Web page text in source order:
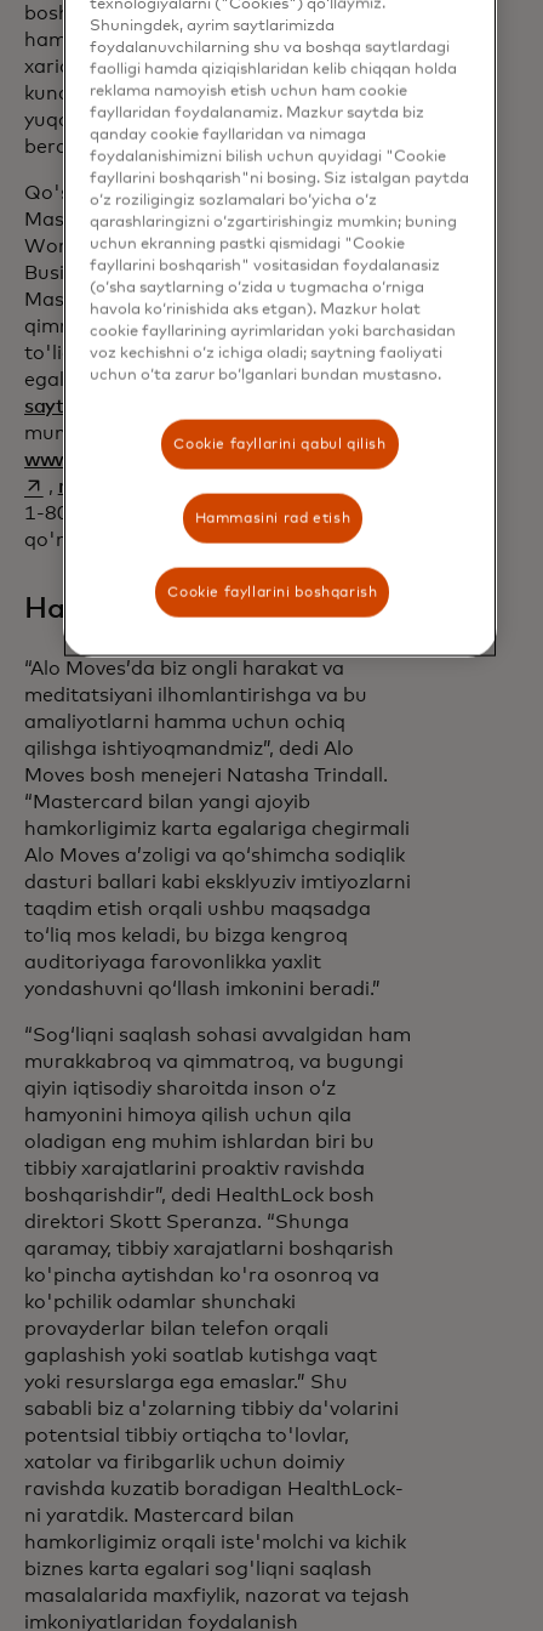
boshqalar bilan davom etadigan
hamkorlikdan foyda olishadi, bu esa
xarid qilish va bizneslarini yuritishda
kundalik xarajatlari va himoyasidan eng
yuqori qiymatni taʼminlashga yordam
beradi.
Qo'shimcha ma'lumot olish va Standard
Mastercard ® , World Mastercard ® ,
World Elite Mastercard ® , Mastercard
BusinessCard ® va World Elite
Mastercard for Business ® bo'yicha
qimmatli takliflar to'plami bilan bog'liq
to'liq shartlar va qoidalar uchun karta
egalariwww.mastercard.com/standard
saytiga
mumkin.
www.mastercard.com/world opens in a new tab
,
www.mastercard.com/worldelite
opens in a new tab
, mastercard.us/businessoffers
1-800-MASTERCARD raqamiga
qo'ng'iroq qiling.
Hamkorlarimizdan eshiting
“Alo Moves’da biz ongli harakat va
meditatsiyani ilhomlantirishga va bu
amaliyotlarni hamma uchun ochiq
qilishga ishtiyoqmandmiz”, dedi Alo
Moves bosh menejeri Natasha Trindall.
“Mastercard bilan yangi ajoyib
hamkorligimiz karta egalariga chegirmali
Alo Moves aʼzoligi va qoʻshimcha sodiqlik
dasturi ballari kabi eksklyuziv imtiyozlarni
taqdim etish orqali ushbu maqsadga
toʻliq mos keladi, bu bizga kengroq
auditoriyaga farovonlikka yaxlit
yondashuvni qoʻllash imkonini beradi.”
“Sogʻliqni saqlash sohasi avvalgidan ham
murakkabroq va qimmatroq, va bugungi
qiyin iqtisodiy sharoitda inson oʻz
hamyonini himoya qilish uchun qila
oladigan eng muhim ishlardan biri bu
tibbiy xarajatlarini proaktiv ravishda
boshqarishdir”, dedi HealthLock bosh
direktori Skott Speranza. “Shunga
qaramay, tibbiy xarajatlarni boshqarish
ko'pincha aytishdan ko'ra osonroq va
ko'pchilik odamlar shunchaki
provayderlar bilan telefon orqali
gaplashish yoki soatlab kutishga vaqt
yoki resurslarga ega emaslar.” Shu
sababli biz a'zolarning tibbiy da'volarini
potentsial tibbiy ortiqcha to'lovlar,
xatolar va firibgarlik uchun doimiy
ravishda kuzatib boradigan HealthLock-
ni yaratdik. Mastercard bilan
hamkorligimiz orqali iste'molchi va kichik
biznes karta egalari sog'liqni saqlash
masalalarida maxfiylik, nazorat va tejash
imkoniyatlaridan foydalanish
texnologiyalarni ("Cookies") qo‘llaymiz.
Shuningdek, ayrim saytlarimizda
foydalanuvchilarning shu va boshqa saytlardagi
faolligi hamda qiziqishlaridan kelib chiqqan holda
reklama namoyish etish uchun ham cookie
fayllaridan foydalanamiz. Mazkur saytda biz
qanday cookie fayllaridan va nimaga
foydalanishimizni bilish uchun quyidagi "Cookie
fayllarini boshqarish"ni bosing. Siz istalgan paytda
o‘z roziligingiz sozlamalari bo‘yicha o‘z
qarashlaringizni o‘zgartirishingiz mumkin; buning
uchun ekranning pastki qismidagi "Cookie
fayllarini boshqarish" vositasidan foydalanasiz
(o‘sha saytlarning o‘zida u tugmacha o‘rniga
havola ko‘rinishida aks etgan). Mazkur holat
cookie fayllarining ayrimlaridan yoki barchasidan
voz kechishni o‘z ichiga oladi; saytning faoliyati
uchun o‘ta zarur bo‘lganlari bundan mustasno.
Cookie fayllarini qabul qilish
Hammasini rad etish
Cookie fayllarini boshqarish